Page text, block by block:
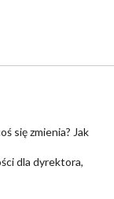
się zmienia? Jak
dla dyrektora,